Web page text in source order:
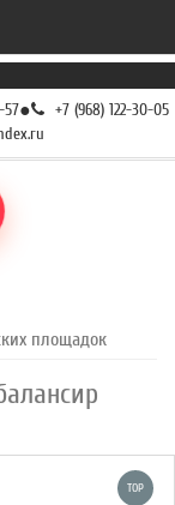
57● +7 (968) 122-30-05
площадок
TOP